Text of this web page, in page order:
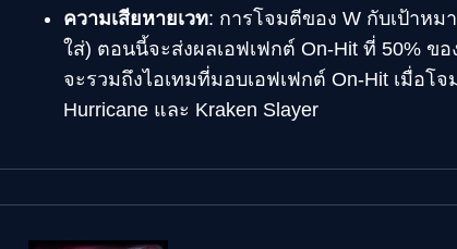
ความเสียหายเวท: การโจมตีของ W กับเป้าห
ใส่) ตอนนี้จะส่งผลเอฟเฟกต์ On-Hit ที่ 50% ขอ
จะรวมถึงไอเทมที่มอบเอฟเฟกต์ On-Hit เมื่อโ
Hurricane และ Kraken Slayer